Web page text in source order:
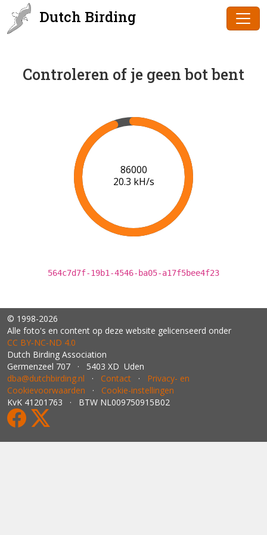
Dutch Birding
Controleren of je geen bot bent
88000
20.4 kH/s
564c7d7f-19b1-4546-ba05-a17f5bee4f23
© 1998-2026
Alle foto's en content op deze website gelicenseerd onder
CC BY‑NC‑ND 4.0
Dutch Birding Association
Germenzeel 707 · 5403 XD Uden
dba@dutchbirding.nl · Contact · Privacy- en
Cookievoorwaarden · Cookie-instellingen
KvK 41201763 · BTW NL009750915B02